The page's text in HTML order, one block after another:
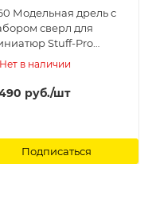
Модельная дрель с
сверл для
Stuff-Pro
Нет в наличии
руб./шт
Подписаться